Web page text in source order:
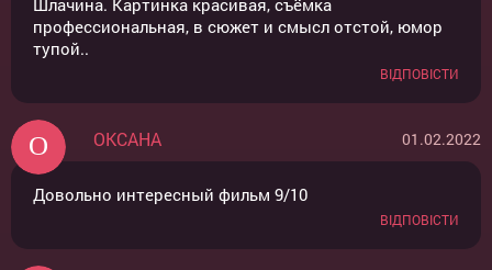
Шлачина. Картинка красивая, съёмка
профессиональная, в сюжет и смысл отстой, юмор
тупой..
ВІДПОВІСТИ
ОКСАНА 01.02.2022
Довольно интересный фильм 9/10
ВІДПОВІСТИ